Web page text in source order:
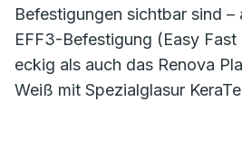
Befestigungen sichtbar sind
EFF3-Befestigung (Easy
eckig als auch das Renova
Weiß mit Spezialglasur